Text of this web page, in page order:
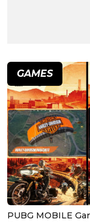
GAMES
PUBG MOBILE